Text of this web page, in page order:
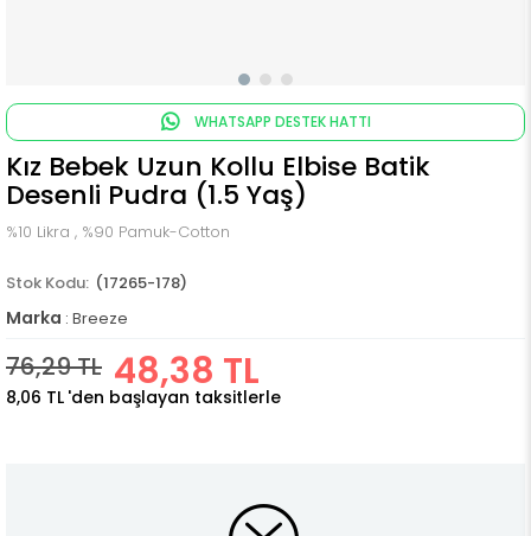
WHATSAPP DESTEK HATTI
Kız Bebek Uzun Kollu Elbise Batik
Desenli Pudra (1.5 Yaş)
%10 Likra , %90 Pamuk-Cotton
(17265-178)
Marka : Breeze
76,29 TL 48,38 TL
8,06 TL 'den başlayan taksitlerle